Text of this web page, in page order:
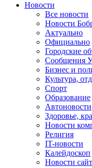
Новости
Все новости
Новости
Актуально
Официально
Городские
Сообщения
Бизнес и
Культура,
Спорт
Образование
Автоновости
Здоровье,
Новости
Религия
IT-новости
Калейдоскоп
Новости